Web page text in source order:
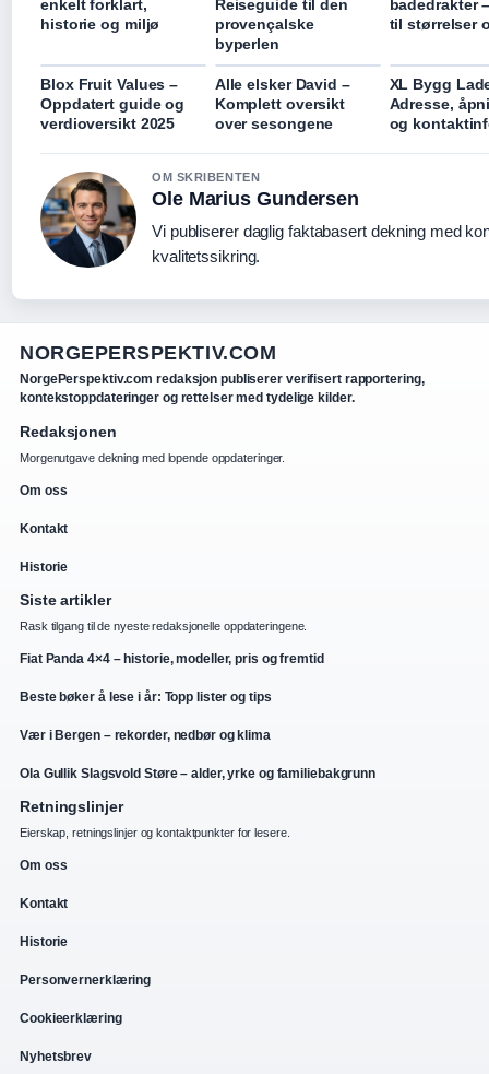
enkelt forklart,
historie og miljø
Reiseguide til den
provençalske
byperlen
badedrakter
til størrelser
Blox Fruit Values –
Oppdatert guide og
verdioversikt 2025
Alle elsker David –
Komplett oversikt
over sesongene
XL Bygg
Adresse,
og
OM SKRIBENTEN
Ole Marius Gundersen
Vi publiserer daglig faktabasert dekning med
kvalitetssikring.
NORGEPERSPEKTIV.COM
NorgePerspektiv.com redaksjon publiserer verifisert rapportering,
kontekstoppdateringer og rettelser med tydelige kilder.
Redaksjonen
Morgenutgave dekning med lopende oppdateringer.
Om oss
Kontakt
Historie
Siste artikler
Rask tilgang til de nyeste redaksjonelle oppdateringene.
Fiat Panda 4×4 – historie, modeller, pris og fremtid
Beste bøker å lese i år: Topp lister og tips
Vær i Bergen – rekorder, nedbør og klima
Ola Gullik Slagsvold Støre – alder, yrke og familiebakgrunn
Retningslinjer
Eierskap, retningslinjer og kontaktpunkter for lesere.
Om oss
Kontakt
Historie
Personvernerklæring
Cookieerklæring
Nyhetsbrev